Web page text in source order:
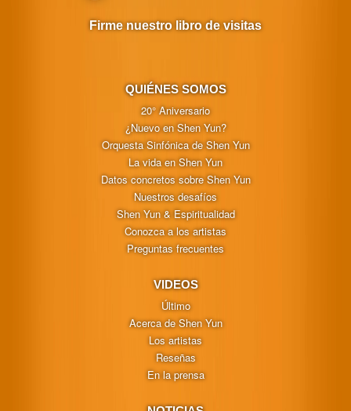
QUIÉNES SOMOS
20° Aniversario
¿Nuevo en Shen Yun?
Orquesta Sinfónica de Shen Yun
La vida en Shen Yun
Datos concretos sobre Shen Yun
Nuestros desafíos
Shen Yun & Espiritualidad
Conozca a los artistas
Preguntas frecuentes
VIDEOS
Último
Acerca de Shen Yun
Los artistas
Reseñas
En la prensa
Firme nuestro libro de visitas